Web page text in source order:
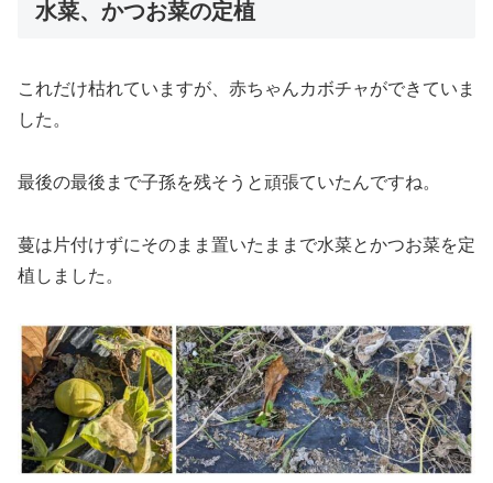
水菜、かつお菜の定植
これだけ枯れていますが、赤ちゃんカボチャができていま
した。
最後の最後まで子孫を残そうと頑張ていたんですね。
蔓は片付けずにそのまま置いたままで水菜とかつお菜を定
植しました。